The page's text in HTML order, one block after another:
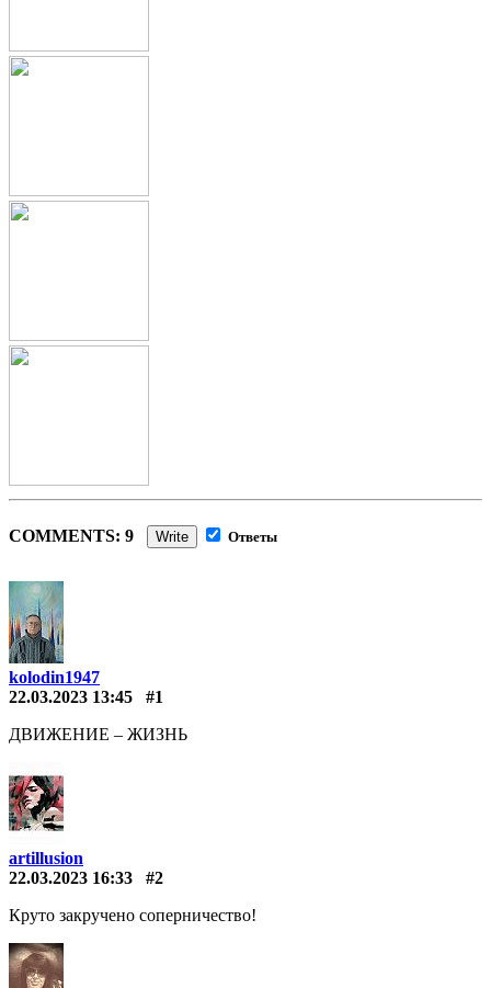
COMMENTS: 9 Write Ответы
kolodin1947
22.03.2023 13:45
#1
ДВИЖЕНИЕ – ЖИЗНЬ
artillusion
22.03.2023 16:33
#2
Круто закручено соперничество!